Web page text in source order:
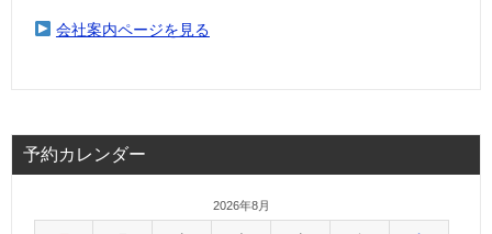
会社案内ページを見る
予約カレンダー
2026年8月